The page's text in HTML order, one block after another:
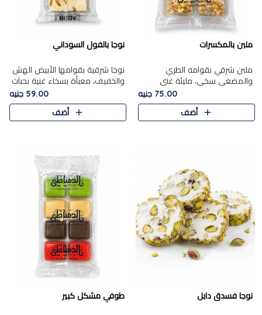
ملبن بالمكسرات
ملبن شرقي بقوامه الطري
والمضغي سخي، مليئة غني
بتشكيلة فاخرة من المكسرات
مشكلة المختارة التي تقدم تضيف
قرمشة مميزة مرضية ونكهة
75.00 جنيه
أضف
نوجا بالفول السوداني
نوجا شرقية بقوامها الأبيض الهش
والخفيف، معبأة بسخاء غنية بحبات
الفول السوداني المحمص التي
يقدم تضيف قرمشة مميزة مرضية
وتوازنًا رائعًا مع حلا..
59.00 جنيه
أضف
نوجا فسدق دابل طوفي مشكل كبير